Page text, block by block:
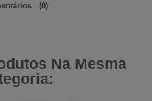
(0)
Na Mesma